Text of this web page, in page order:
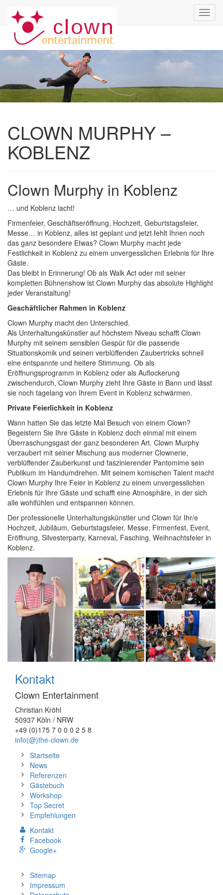
CLOWN MURPHY –
KOBLENZ
Clown Murphy in Koblenz
… und Koblenz lacht!
Firmenfeier, Geschäftseröffnung, Hochzeit, Geburtstagsfeier,
Messe… in Koblenz, alles ist geplant und jetzt fehlt Ihnen noch
das ganz besondere Etwas? Clown Murphy macht jede
Festlichkeit in Koblenz zu einem unvergesslichen Erlebnis für Ihre
Gäste.
Das bleibt in Erinnerung! Ob als Walk Act oder mit seiner
kompletten Bühnenshow ist Clown Murphy das absolute Highlight
jeder Veranstaltung!
Geschäftlicher Rahmen in Koblenz
Clown Murphy macht den Unterschied.
Als Unterhaltungskünstler auf höchstem Niveau schafft Clown
Murphy mit seinem sensiblen Gespür für die passende
Situationskomik und seinen verblüffenden Zaubertricks schnell
eine entspannte und heitere Stimmung. Ob als
Eröffnungsprogramm in Koblenz oder als Auflockerung
zwischendurch, Clown Murphy zieht Ihre Gäste in Bann und lässt
sie noch tagelang von Ihrem Event in Koblenz schwärmen.
Private Feierlichkeit in Koblenz
Wann hatten Sie das letzte Mal Besuch von einem Clown?
Begeistern Sie Ihre Gäste in Koblenz doch einmal mit einem
Überraschungsgast der ganz besonderen Art. Clown Murphy
verzaubert mit seiner Mischung aus moderner Clownerie,
verblüffender Zauberkunst und faszinierender Pantomime sein
Publikum im Handumdrehen. Mit seinem komischen Talent macht
Clown Murphy Ihre Feier in Koblenz zu einem unvergesslichen
Erlebnis für Ihre Gäste und schafft eine Atmosphäre, in der sich
alle wohlfühlen und entspannen können.
Der professionelle Unterhaltungskünstler und Clown für Ihr/e
Hochzeit, Jubiläum, Geburtstagsfeier, Messe, Firmenfest, Event,
Eröffnung, Silvesterparty, Karneval, Fasching, Weihnachtsfeier in
Koblenz.
Kontakt
Clown Entertainment
Christian Kröhl
50937 Köln / NRW
+49 (0)175 7 0 0 0 2 5 8
info(@)the-clown.de
Startseite
News
Referenzen
Gästebuch
Workshop
Top Secret
Empfehlungen
Kontakt
Facebook
Google+
Sitemap
Impressum